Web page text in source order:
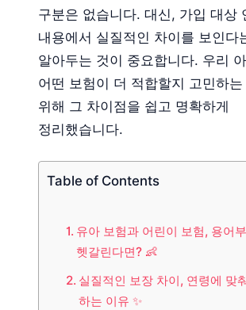
구분은 없습니다. 대신, 가입 대상
내용에서 실질적인 차이를 보인다
알아두는 것이 중요합니다. 우리
어떤 보험이 더 적합할지 고민하
위해 그 차이점을 쉽고 명확하게
정리했습니다.
Table of Contents
유아 보험과 어린이 보험, 용어
헷갈린다면? 👶
실질적인 보장 차이, 연령에 맞
하는 이유 ✨